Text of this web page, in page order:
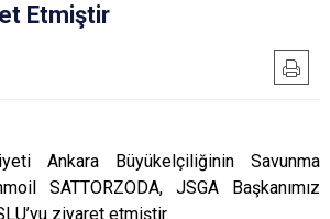
Etmiştir
Ankara Büyükelçiliğinin Savunma
SATTORZODA, JSGA Başkanımız
ziyaret etmiştir.